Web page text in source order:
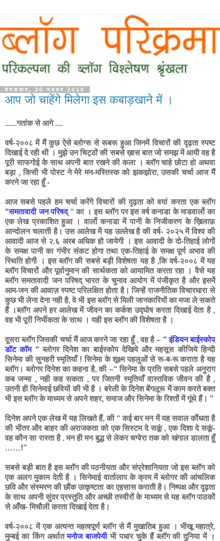
मंगलवार, 30 नवंबर 2010
आप जो चाहेंगे मिलेगा इस कबाड़खाने में ।
......गतांक से आगे ....
वर्ष-२००८ में मैं कुछ ऐसे ब्लोग्स से रूबरू हुआ जिनमें विचारों की दृढ़ता स्पष्ट
दिखाई दे रही थी । मुझे उन चिट्ठों की सबसे ख़ास बात जो समझ में आयी वह है
पूरी साफगोई के साथ अपनी बात रखने की कला । ब्लॉग चाहे छोटा हो अथवा
बड़ा , किसी भी पोस्ट ने मेरे मन-मस्तिस्क को झकझोरा, उसकी चर्चा आज मैं
करने जा रहा हूँ -
आज सबसे पहले हम चर्चा करेंगे विचारों की दृढ़ता को वयां करता एक ब्लॉग
“समतावादी जन परिषद्“का । इस ब्लॉग पर इस वर्ष कनाडा के माडवार्लो का
एक लेख प्रकाशित हुआ । वार्लो कनाडा में पानी के निजीकरण के ख़िलाफ़
आन्दोलन चलाती है। उस आलेख में यह उल्लेख है की वर्ष- २०२५ में विश्व की
आवादी आज से २.६ अरब अधिक हो जायेगी । इस आवादी के दो-तिहाई लोगों
के समक्ष पानी का गंभीर संकट होगा तथा एक-तिहाई के समक्ष पूर्ण अभाव की
स्थिति होगी । इस ब्लॉग की सबसे बड़ी विशेषता यह है ,कि वर्ष-२००८ में यह
ब्लॉग विचारों और पूर्वानुमान की सार्थकता को आयामित करता रहा । वैसे यह
ब्लॉग समतावादी जन परिषद् भारत के चुनाव आयोग में पंजीकृत है और इसमें
आम-जन की आवाज़ स्पष्ट परिलक्षित होता है। जिन्हें राजनीतिक विचारधारा से
कुछ भी लेना देना नही है, वे भी इस ब्लॉग से मिली जानकारियों का मजा ले सकते
हैं ।ब्लॉग अपने हर आलेख में जीवन का कर्कश उद्घोष करता दिखाई देता है ,
वह भी पूरी निर्भीकता के साथ । यही इस ब्लॉग की विशेषता है ।
दूसरा ब्लॉग जिसकी चर्चा मैं आज करने जा रहा हूँ , वह है – “ इंडियन बाईस्कोप
डॉट कॉम “ ब्लोगर दिनेश का बाईस्कोप देखिये और महसूस कीजिये हिन्दी
सिनेमा की सुनहरी स्मृतियाँ ! सिनेमा के शूक्ष्म पहलुओं से रू-ब-रू कराता है यह
ब्लॉग। ब्लोगर दिनेश का कहना है, की –“ सिनेमा के प्रति सबसे पहले अनुराग
कब जन्मा , नही कह सकता , पर जितनी स्मृतियाँ वास्तविक जीवन की है ,
उतनी ही सिनेमाई छवियों की भी है । बरेली के दिनेश बेंगलूरू में काम करते बक्त
भी इस ब्लॉग के माध्यम से अपने शहर, समाज और सिनेमा के रिश्तों में गूंथे हैं। "
दिनेश अपने एक लेख में यह लिखते हैं, की “ कई बार मन में यह सवाल कौंधता है
की भीतर और बाहर की अराजकता को एक सिस्टम दे सकूं , एक दिशा दे सकूं-
वह कौन सा रास्ता है . मन ही मन बुद्ध से लेकर चग्वेरा तक को खंगाल डालता हूँ
……!”
सबसे बड़ी बात है इस ब्लॉग की पठनीयता और संप्रेशानियता जो इस ब्लॉग को
एक अलग मुकाम देती है । सिनेमाई वार्तालाप के क्रम में ब्लोगर की आंचलिक
छवि और संस्मरण की छौंक उत्कृष्टता का एहसास कराती है। निष्पक्ष और दृढ़ता
के साथ अपनी सुंदर प्रस्तुति और अच्छी तस्वीरों के माध्यम से यह ब्लॉग पाठकों
से आँख- मिचौली करता दिखाई देता है।
वर्ष-२००८ में एक अत्यन्त महत्वपूर्ण ब्लॉग से मैं मुखातिब हुआ । भीखू महात्रे,
मुम्बई का किंग अर्थातमनोज बाजपेयी भी पधार चुके हैं ब्लॉग की दुनिया में ।